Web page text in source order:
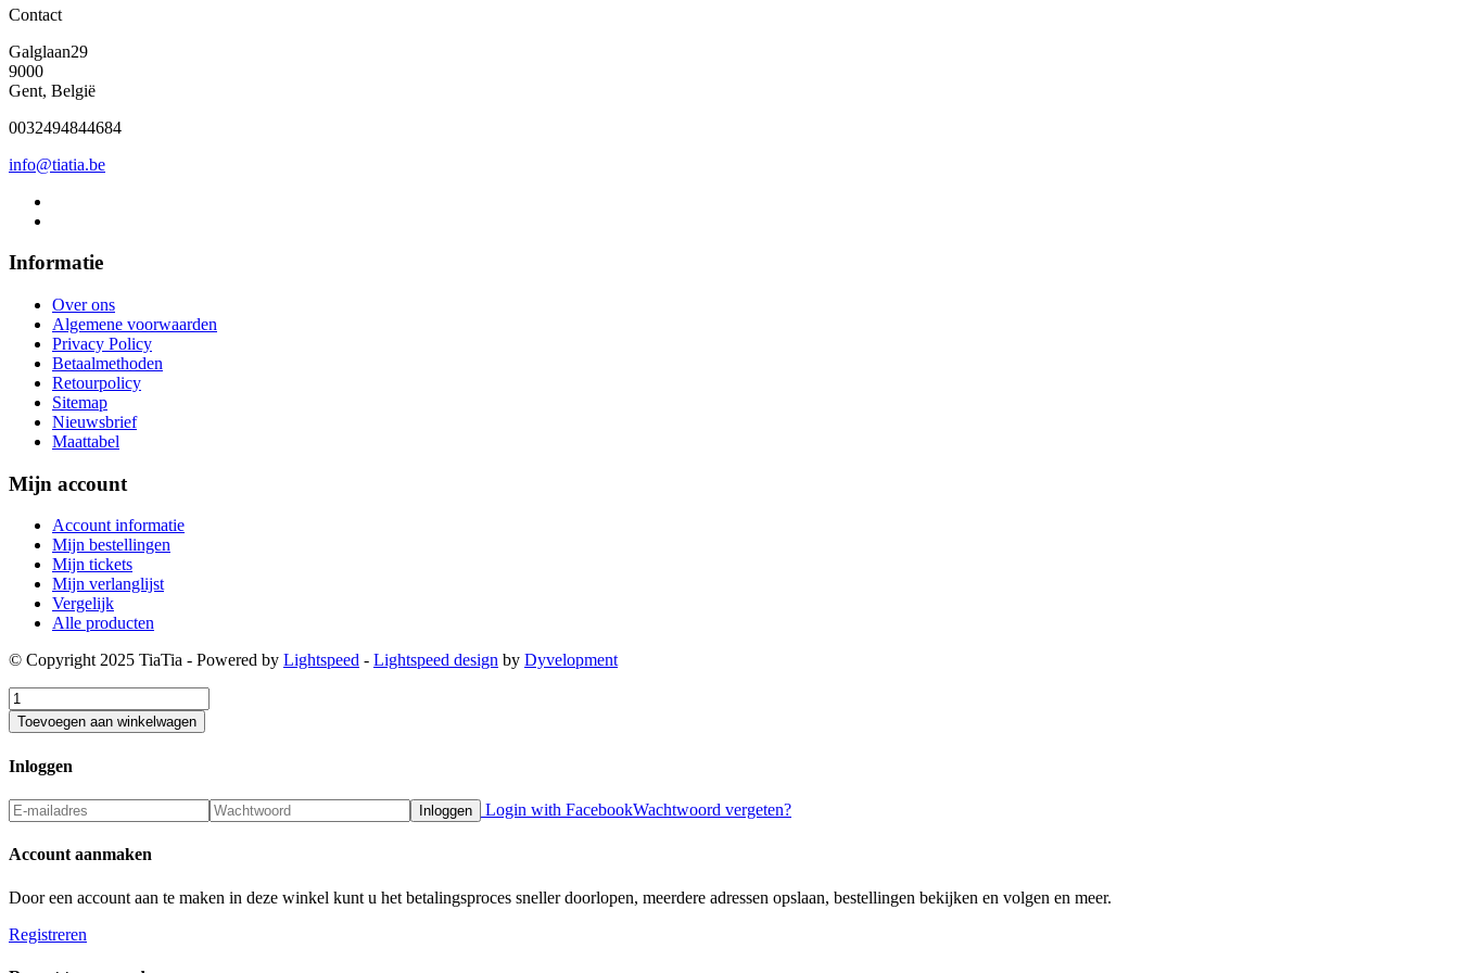
Contact
Galglaan29
9000
Gent, België
0032494844684
info@tiatia.be
Informatie
Over ons
Algemene voorwaarden
Privacy Policy
Betaalmethoden
Retourpolicy
Sitemap
Nieuwsbrief
Maattabel
Mijn account
Account informatie
Mijn bestellingen
Mijn tickets
Mijn verlanglijst
Vergelijk
Alle producten
© Copyright 2025 TiaTia - Powered by Lightspeed - Lightspeed design by Dyvelopment
Toevoegen aan winkelwagen
Inloggen
Inloggen Login with FacebookWachtwoord vergeten?
Account aanmaken
Door een account aan te maken in deze winkel kunt u het betalingsproces sneller doorlopen, meerdere adressen opslaan, bestellingen bekijken en volgen en meer.
Registreren